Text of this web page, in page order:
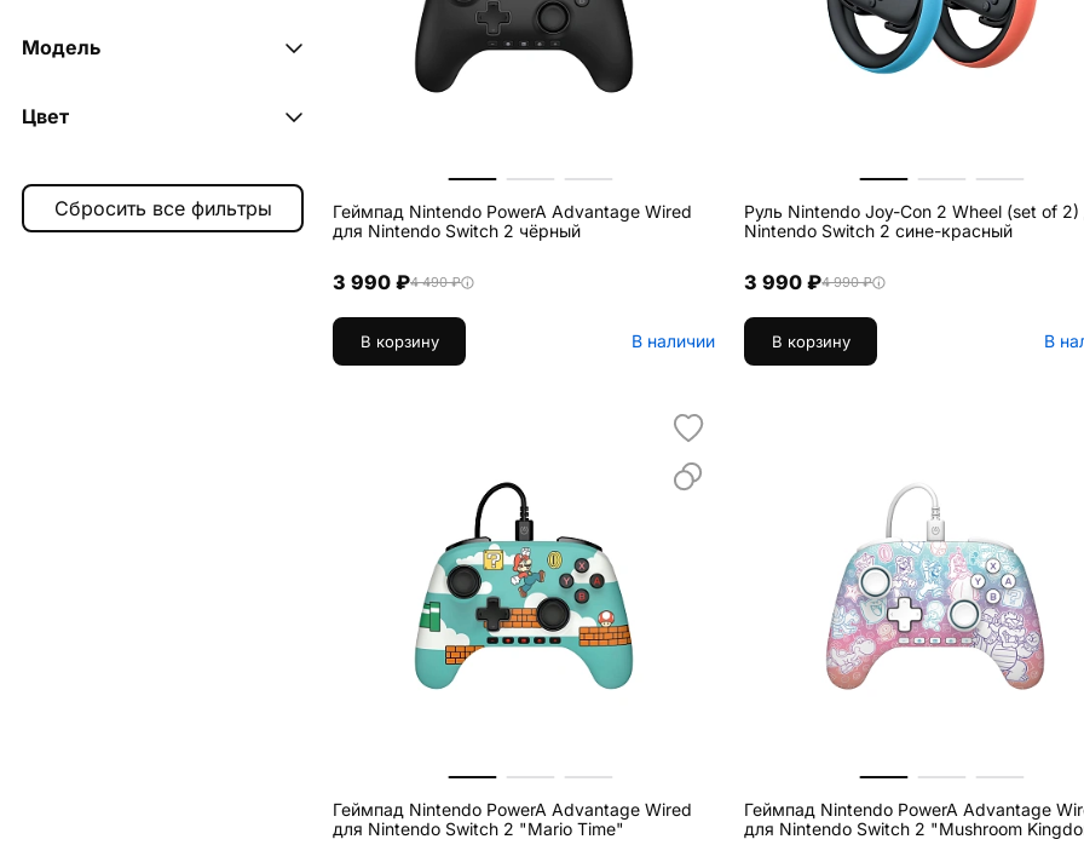
Модель
nintendo switch 2
pro controller для nintendo
switch 21
Цвет
"mushroom kingdom"1
Геймпад Nintendo PowerA Advantage Wired
для Nintendo Switch 2 чёрный
3 990 ₽4 490 ₽
В корзину В наличии
Руль Nintendo Joy-Con 2 Wheel (set of 2)
Nintendo Switch 2 сине-красный
3 990 ₽4 990 ₽
В корзину В
Геймпад Nintendo PowerA Advantage Wired
для Nintendo Switch 2 "Mario Time"
Геймпад Nintendo PowerA Advantage
для Nintendo Switch 2 "Mushroom